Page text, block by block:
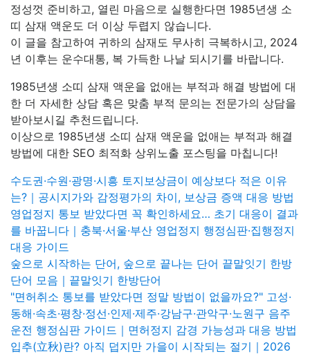
정성껏 준비하고, 열린 마음으로 실행한다면 1985년생 소
띠 삼재 액운도 더 이상 두렵지 않습니다.
이 글을 참고하여 귀하의 삼재도 무사히 극복하시고, 2024
년 이후는 운수대통, 복 가득한 나날 되시기를 바랍니다.
1985년생 소띠 삼재 액운을 없애는 부적과 해결 방법에 대
한 더 자세한 상담 혹은 맞춤 부적 문의는 전문가의 상담을
받아보시길 추천드립니다.
이상으로 1985년생 소띠 삼재 액운을 없애는 부적과 해결
방법에 대한 SEO 최적화 상위노출 포스팅을 마칩니다!
수도권·수원·광명·시흥 토지보상금이 예상보다 적은 이유
는?｜공시지가와 감정평가의 차이, 보상금 증액 대응 방법
영업정지 통보 받았다면 꼭 확인하세요… 초기 대응이 결과
를 바꿉니다｜충북·서울·부산 영업정지 행정심판·집행정지
대응 가이드
숲으로 시작하는 단어, 숲으로 끝나는 단어 끝말잇기 한방
단어 모음｜끝말잇기 한방단어
"면허취소 통보를 받았다면 정말 방법이 없을까요?" 고성·
동해·속초·평창·정선·인제·제주·강남구·관악구·노원구 음주
운전 행정심판 가이드｜면허정지 감경 가능성과 대응 방법
입추(立秋)란? 아직 덥지만 가을이 시작되는 절기｜2026